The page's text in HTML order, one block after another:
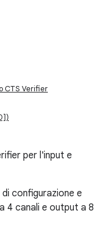
CTS Verifier
per l'input e
configurazione e
4 canali e output a 8